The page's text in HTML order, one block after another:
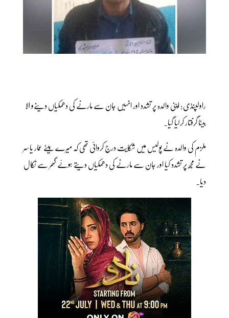
راولپنڈی: اپنی والدہ پر تشدد اور انہیں جان سے مارنے کی دھمکیاں دینےو الا
بیٹا گرفتار کرلیا گیا۔
ملزم کی والدہ نے پولیس میں شکایت درج کروائی تھی کہ میرے بیٹے عمار یاسر
نے مجھ پر تشدد کیا اور جان سے مارنے کی دھمکیاں دیتے ہوئے گھر سے نکال
دیا۔